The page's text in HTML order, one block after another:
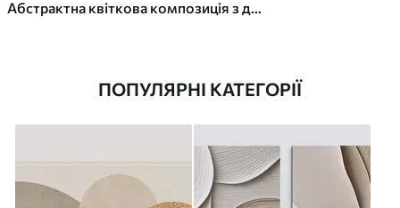
Абстрактна квіткова композиція з двох частин
ПОПУЛЯРНІ КАТЕГОРІЇ